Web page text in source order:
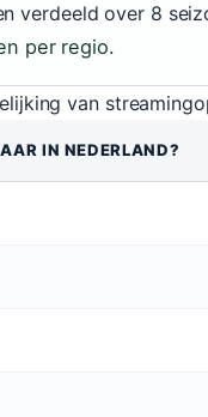
verdeeld over 8
per regio.
van
IN NEDERLAND?